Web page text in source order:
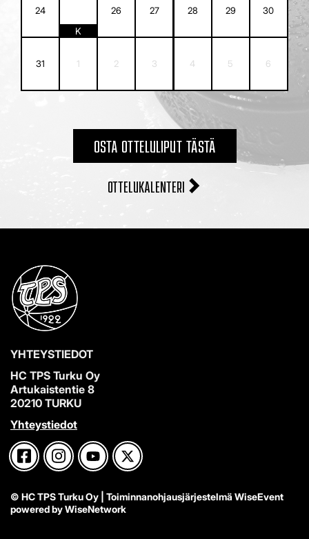
24
K
26 27 28 29 30
31 1 2 3 4 5 6
OSTA OTTELULIPUT TÄSTÄ
OTTELUKALENTERI
YHTEYSTIEDOT
HC TPS Turku Oy
Artukaistentie 8
20210 TURKU
Yhteystiedot
© HC TPS Turku Oy | Toiminnanohjausjärjestelmä WiseEvent
powered byWiseNetwork